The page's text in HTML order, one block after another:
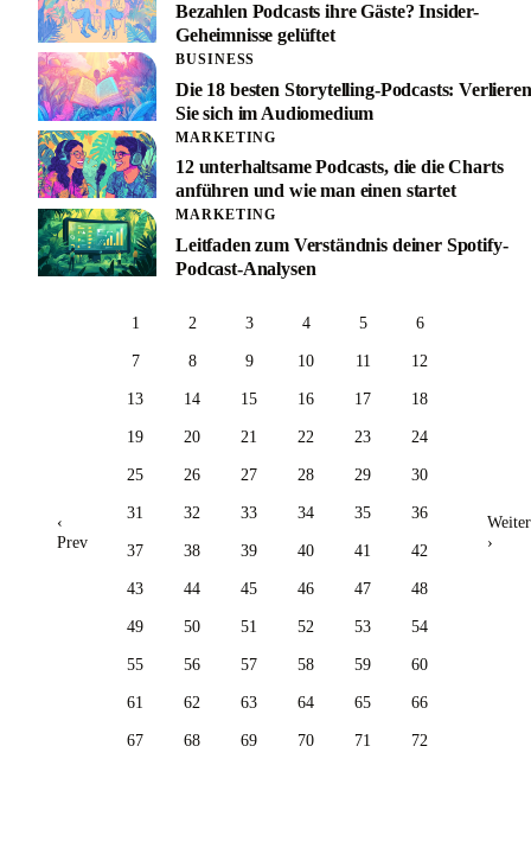
Bezahlen Podcasts ihre Gäste? Insider-
Geheimnisse gelüftet
BUSINESS
Die 18 besten Storytelling-Podcasts: Verlieren
Sie sich im Audiomedium
MARKETING
12 unterhaltsame Podcasts, die die Charts
anführen und wie man einen startet
MARKETING
Leitfaden zum Verständnis deiner Spotify-
Podcast-Analysen
‹
Prev
1 2 3 4 5 6
7 8 9 10 11 12
13 14 15 16 17 18
19 20 21 22 23 24
25 26 27 28 29 30
31 32 33 34 35 36
37 38 39 40 41 42
43 44 45 46 47 48
49 50 51 52 53 54
55 56 57 58 59 60
61 62 63 64 65 66
67 68 69 70 71 72
Weiter
›